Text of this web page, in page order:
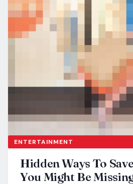
ENTERTAINMENT
Hidden Ways To
You Might Be